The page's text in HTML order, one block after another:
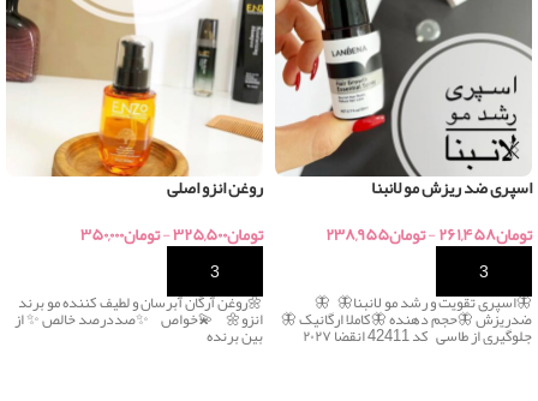
اسپری ضد ریزش مو لانبنا
تومان۲۶۱,۴۵۸-تومان۲۳۸,۹۵۵
🦋اسپری تقویت و رشد مو لانبنا🦋 🦋
ضدریزش 🦋حجم دهنده 🦋کاملا ارگانیک 🦋
جلوگیری از طاسی کد 42411 انقضا ۲۰۲۷
روغن انزو اصلی
تومان۳۲۵,۵۰۰-تومان۳۵۰,۰۰۰
🌼روغن آرگان آبرسان و لطیف کننده مو برند
انزو🌼 💫خواص ✨صددرصد خالص ✨ از
بین برنده